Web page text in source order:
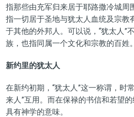
指那些由充军归来居于耶路撒冷城周
指一切居于圣地与犹太人血统及宗教
于其他的外邦人。可以说，“犹太人”
族，也指同属一个文化和宗教的百姓。
新约里的犹太人
在新约初期，“犹太人”这一称谓，时
来人”互用。而在保禄的书信和若望
具有神学的意味。